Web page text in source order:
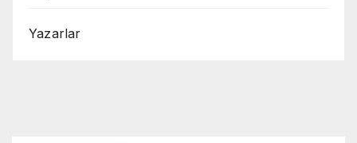
Yazarlar